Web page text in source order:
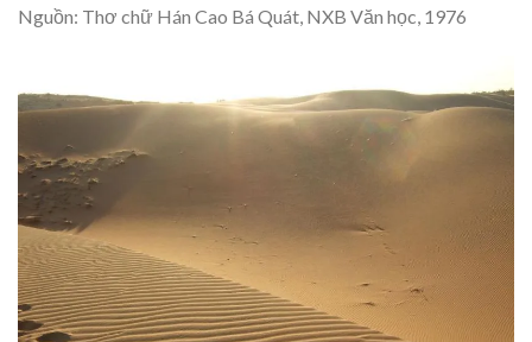
Nguồn: Thơ chữ Hán Cao Bá Quát, NXB Văn học, 1976